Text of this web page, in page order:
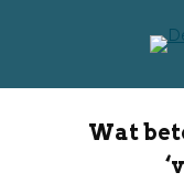
Wat